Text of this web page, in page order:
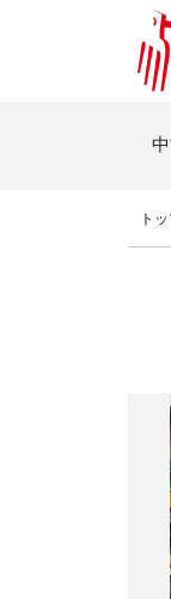
ノウ
よく
ノウ
お問
ト